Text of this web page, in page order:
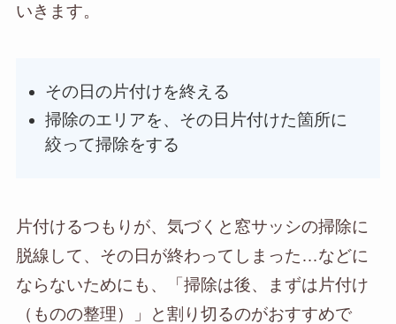
いきます。
その日の片付けを終える
掃除のエリアを、その日片付けた箇所に
絞って掃除をする
片付けるつもりが、気づくと窓サッシの掃除に
脱線して、その日が終わってしまった…などに
ならないためにも、「掃除は後、まずは片付け
（ものの整理）」と割り切るのがおすすめで